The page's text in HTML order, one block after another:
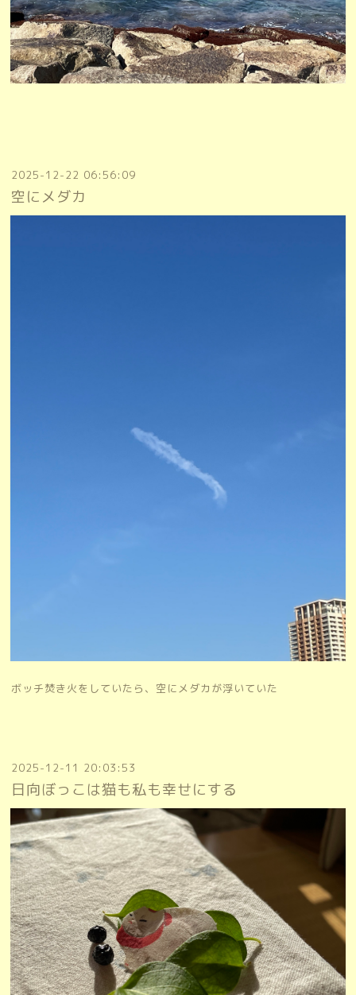
2025-12-22 06:56:09
空にメダカ
ボッチ焚き火をしていたら、空にメダカが浮いていた
2025-12-11 20:03:53
日向ぼっこは猫も私も幸せにする